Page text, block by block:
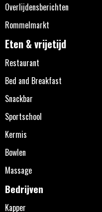
Overlijdensberichten
Rommelmarkt
Eten & vrijetijd
Restaurant
Bed and Breakfast
Snackbar
Sportschool
Kermis
Bowlen
Massage
Bedrijven
Kapper